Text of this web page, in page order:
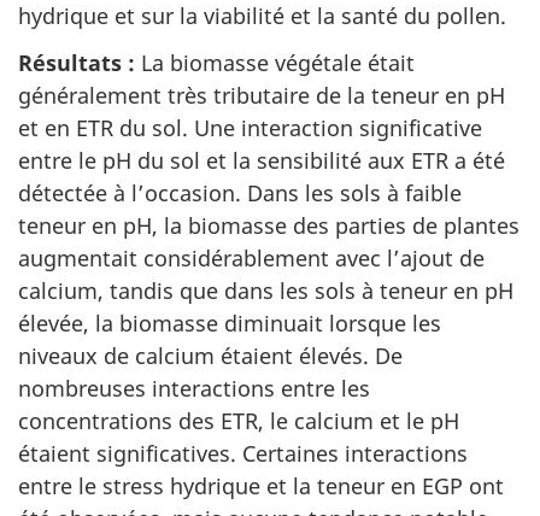
hydrique et sur la viabilité et la santé du pollen.
Résultats : La biomasse végétale était
généralement très tributaire de la teneur en pH
et en ETR du sol. Une interaction significative
entre le pH du sol et la sensibilité aux ETR a été
détectée à l’occasion. Dans les sols à faible
teneur en pH, la biomasse des parties de plantes
augmentait considérablement avec l’ajout de
calcium, tandis que dans les sols à teneur en pH
élevée, la biomasse diminuait lorsque les
niveaux de calcium étaient élevés. De
nombreuses interactions entre les
concentrations des ETR, le calcium et le pH
étaient significatives. Certaines interactions
entre le stress hydrique et la teneur en EGP ont